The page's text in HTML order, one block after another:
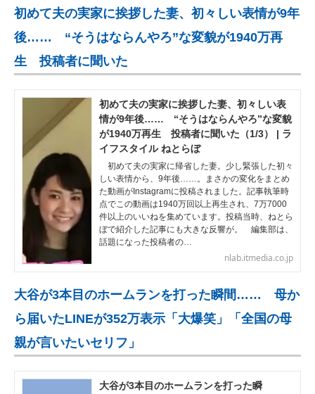
初めて夫の実家に挨拶した妻、初々しい表情が9年
後…… “そうはならんやろ”な変貌が1940万再
生 投稿者に聞いた
初めて夫の実家に挨拶した妻、初々しい表
情が9年後…… “そうはならんやろ”な変貌
が1940万再生 投稿者に聞いた（1/3） | ラ
イフスタイル ねとらぼ
初めて夫の実家に帰省した妻。少し緊張した初々
しい表情から、9年後……。まさかの変化をまとめ
た動画がInstagramに投稿されました。記事執筆時
点でこの動画は1940万回以上再生され、7万7000
件以上のいいねを集めています。投稿当時、ねとら
ぼで紹介した記事にも大きな反響が。 編集部は、
話題になった投稿者の…
nlab.itmedia.co.jp
大谷が3本目のホームランを打った瞬間…… 母か
ら届いたLINEが352万表示「大爆笑」「全国の母
親が言いたいセリフ」
大谷が3本目のホームランを打った瞬